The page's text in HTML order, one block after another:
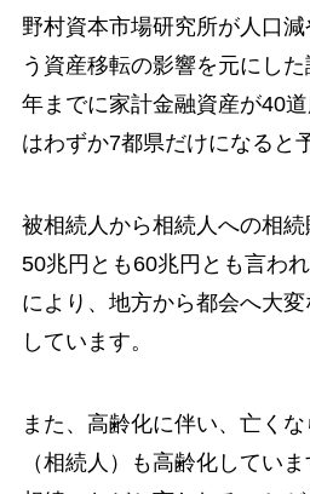
野村資本市場研究所が人口
う資産移転の影響を元にし
年までに家計金融資産が40
はわずか7都県だけになると
被相続人から相続人への相
50兆円とも60兆円とも言わ
により、地方から都会へ大
しています。
また、高齢化に伴い、亡く
（相続人）も高齢化してい